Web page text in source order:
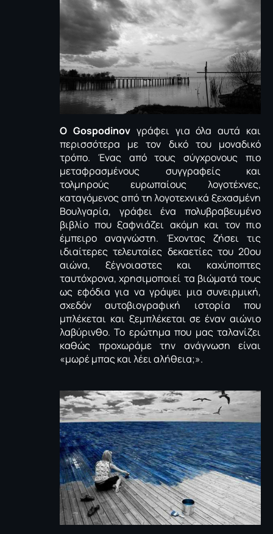
Ο Gospodinovγράφει για όλα αυτά και
περισσότερα με τον δικό του μοναδικό
τρόπο. Ένας από τους σύγχρονους πιο
μεταφρασμένους συγγραφείς και
τολμηρούς ευρωπαίους λογοτέχνες,
καταγόμενος από τη λογοτεχνικά ξεχασμένη
Βουλγαρία, γράφει ένα πολυβραβευμένο
βιβλίο που ξαφνιάζει ακόμη και τον πιο
έμπειρο αναγνώστη. Έχοντας ζήσει τις
ιδιαίτερες τελευταίες δεκαετίες του 20ου
αιώνα, ξέγνοιαστες και καχύποπτες
ταυτόχρονα, χρησιμοποιεί τα βιώματά τους
ως εφόδια για να γράψει μια συνειρμική,
σχεδόν αυτοβιογραφική ιστορία που
μπλέκεται και ξεμπλέκεται σε έναν αιώνιο
λαβύρινθο. Το ερώτημα που μας ταλανίζει
καθώς προχωράμε την ανάγνωση είναι
«μωρέ μπας και λέει αλήθεια;».